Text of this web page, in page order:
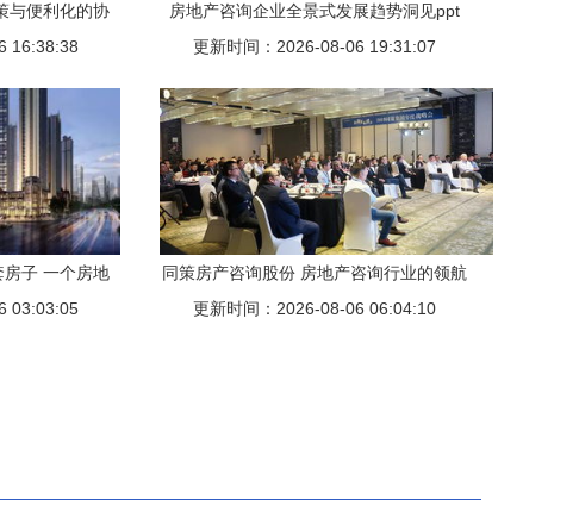
与便利化的协
16:38:38
房地产咨询企业全景式发展趋势洞见ppt
更新时间：2026-08-06 19:31:07
房子 一个房地
磨砺
03:03:05
同策房产咨询股份 房地产咨询行业的领航
者
更新时间：2026-08-06 06:04:10